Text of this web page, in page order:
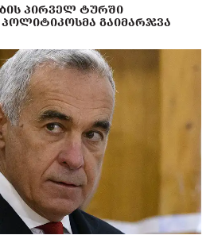
ᲞᲘᲠᲕᲔᲚ ᲢᲣᲠᲨᲘ
ᲒᲐᲘᲛᲐᲠᲯᲕᲐ